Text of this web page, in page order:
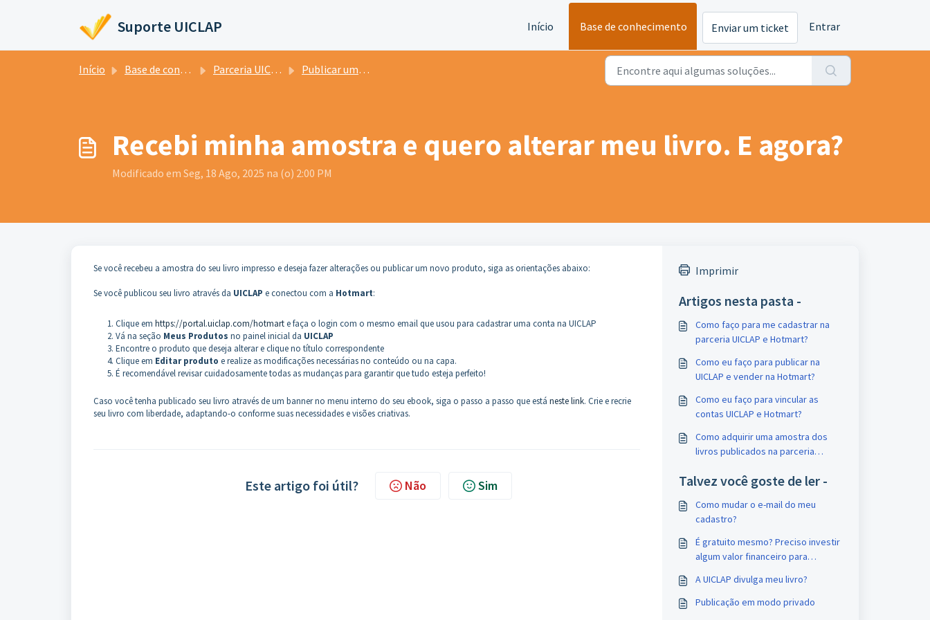
Suporte UICLAP Início Base de conhecimento Enviar um ticket Entrar
Início Base de conhecimento Parceria UICLAP e Hotmart Publicar um Livro Físico na UICLAP e vender na Hotmart
Recebi minha amostra e quero alterar meu livro. E agora?
Modificado em Seg, 18 Ago, 2025 na (o) 2:00 PM
Se você recebeu a amostra do seu livro impresso e deseja fazer alterações ou publicar um novo produto, siga as orientações abaixo:
Se você publicou seu livro através da UICLAP e conectou com a Hotmart:
Clique em https://portal.uiclap.com/hotmarte faça o login com o mesmo email que usou para cadastrar uma conta na UICLAP
Vá na seção Meus Produtos no painel inicial da UICLAP
Encontre o produto que deseja alterar e clique no título correspondente
Clique em Editar produto e realize as modificações necessárias no conteúdo ou na capa.
É recomendável revisar cuidadosamente todas as mudanças para garantir que tudo esteja perfeito!
Caso você tenha publicado seu livro através de um banner no menu interno do seu ebook, siga o passo a passo que está neste link. Crie e recrie
seu livro com liberdade, adaptando-o conforme suas necessidades e visões criativas.
Este artigo foi útil? Não Sim
Imprimir
Artigos nesta pasta -
Como faço para me cadastrar na
parceria UICLAP e Hotmart?
Como eu faço para publicar na
UICLAP e vender na Hotmart?
Como eu faço para vincular as
contas UICLAP e Hotmart?
Como adquirir uma amostra dos
livros publicados na parceria
Talvez você goste de ler -
Como mudar o e-mail do meu
cadastro?
É gratuito mesmo? Preciso investir
algum valor financeiro para
A UICLAP divulga meu livro?
Publicação em modo privado